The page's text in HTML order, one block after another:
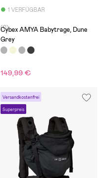
1 VERFÜGBAR
(0)
Cybex AMYA Babytrage, Dune
Grey
149,99 €
Versandkostenfrei
Superpreis